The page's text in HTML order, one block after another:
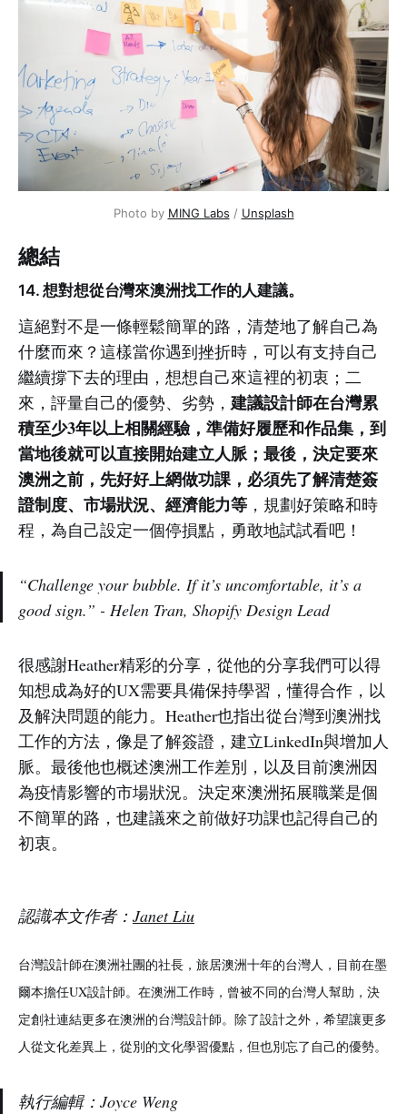
Photo by MING Labs / Unsplash
總結
14. 想對想從台灣來澳洲找工作的人建議。
這絕對不是一條輕鬆簡單的路，清楚地了解自己為
什麼而來？這樣當你遇到挫折時，可以有支持自己
繼續撐下去的理由，想想自己來這裡的初衷；二
來，評量自己的優勢、劣勢， 建議設計師在台灣累
積至少3年以上相關經驗，準備好履歷和作品集，到
當地後就可以直接開始建立人脈；最後，決定要來
澳洲之前，先好好上網做功課，必須先了解清楚簽
證制度、市場狀況、經濟能力等 ，規劃好策略和時
程，為自己設定一個停損點，勇敢地試試看吧！
“Challenge your bubble. If it’s uncomfortable, it’s a
good sign.” - Helen Tran, Shopify Design Lead
很感謝Heather精彩的分享，從他的分享我們可以得
知想成為好的UX需要具備保持學習，懂得合作，以
及解決問題的能力。Heather也指出從台灣到澳洲找
工作的方法，像是了解簽證，建立LinkedIn與增加人
脈。最後他也概述澳洲工作差別，以及目前澳洲因
為疫情影響的市場狀況。決定來澳洲拓展職業是個
不簡單的路，也建議來之前做好功課也記得自己的
初衷。
認識本文作者： Janet Liu
台灣設計師在澳洲社團的社長，旅居澳洲十年的台灣人，目前在墨
爾本擔任UX設計師。在澳洲工作時，曾被不同的台灣人幫助，決
定創社連結更多在澳洲的台灣設計師。除了設計之外，希望讓更多
人從文化差異上，從別的文化學習優點，但也別忘了自己的優勢。
執行編輯： Joyce Weng